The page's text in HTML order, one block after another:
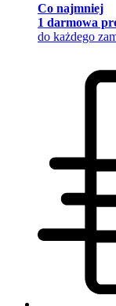
Co najmniej
1 darmowa
do każdego